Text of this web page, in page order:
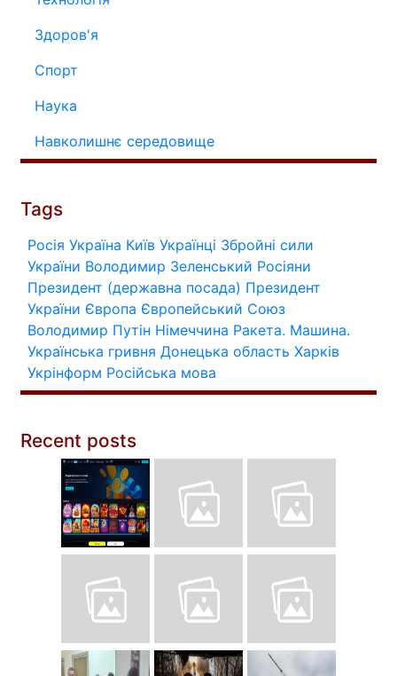
Здоров'я
Спорт
Наука
Навколишнє середовище
Tags
Росія Україна Київ Українці Збройні сили
України Володимир Зеленський Росіяни
Президент (державна посада) Президент
України Європа Європейський Союз
Володимир Путін Німеччина Ракета. Машина.
Українська гривня Донецька область Харків
Укрінформ Російська мова
Recent posts